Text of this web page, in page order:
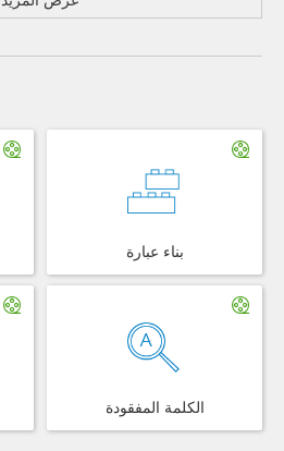
بناء عبارة
الكلمة المفقودة